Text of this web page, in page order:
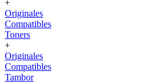
+
Originales
Compatibles
Toners
+
Originales
Compatibles
Tambor